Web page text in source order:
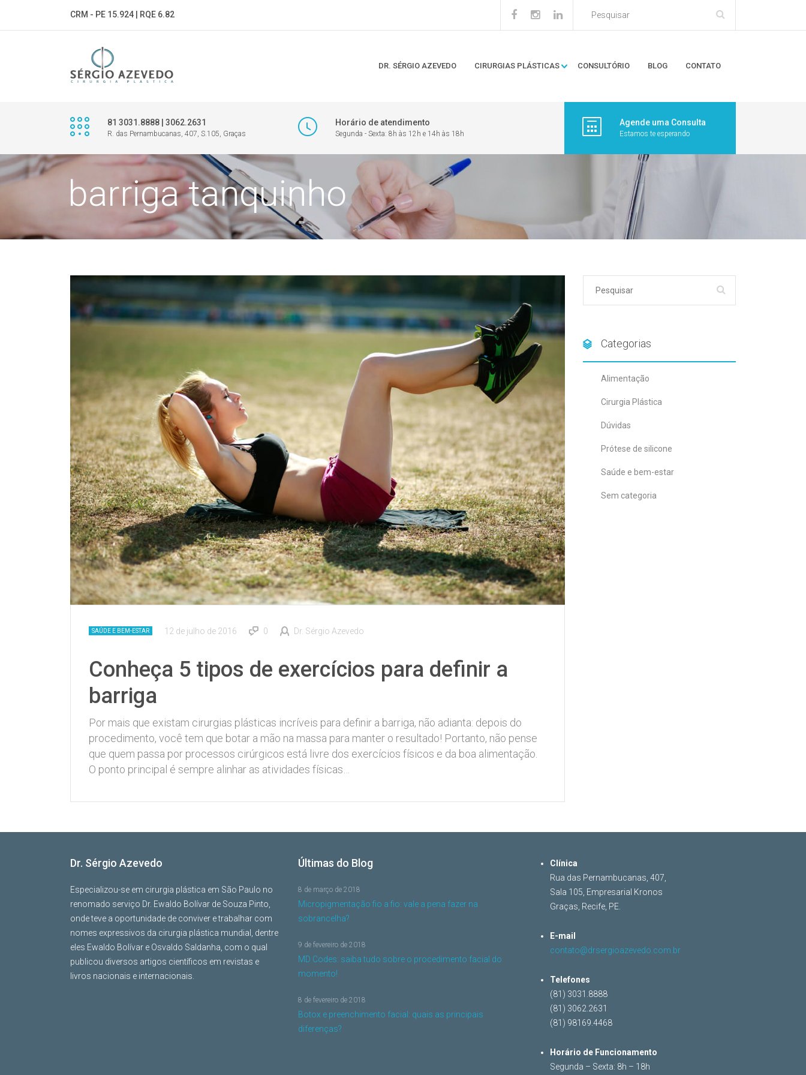
CRM - PE 15.924 | RQE 6.82
DR. SÉRGIO AZEVEDO CIRURGIAS PLÁSTICAS CONSULTÓRIO BLOG CONTATO
81 3031.8888 | 3062.2631
R. das Pernambucanas, 407, S.105, Graças
Horário de atendimento
Segunda - Sexta: 8h às 12h e 14h às 18h
Agende uma Consulta
Estamos te esperando
barriga tanquinho
SAÚDE E BEM-ESTAR 12 de julho de 2016 0 Dr. Sérgio Azevedo
Conheça 5 tipos de exercícios para definir a
barriga
Por mais que existam cirurgias plásticas incríveis para definir a barriga, não adianta: depois do
procedimento, você tem que botar a mão na massa para manter o resultado! Portanto, não pense
que quem passa por processos cirúrgicos está livre dos exercícios físicos e da boa alimentação.
O ponto principal é sempre alinhar as atividades físicas…
Categorias
Alimentação
Cirurgia Plástica
Dúvidas
Prótese de silicone
Saúde e bem-estar
Sem categoria
Dr. Sérgio Azevedo
Especializou-se em cirurgia plástica em São Paulo no
renomado serviço Dr. Ewaldo Bolívar de Souza Pinto,
onde teve a oportunidade de conviver e trabalhar com
nomes expressivos da cirurgia plástica mundial, dentre
eles Ewaldo Bolívar e Osvaldo Saldanha, com o qual
publicou diversos artigos científicos em revistas e
livros nacionais e internacionais.
Últimas do Blog
Micropigmentação fio a fio: vale a pena fazer na
sobrancelha?
8 de março de 2018
MD Codes: saiba tudo sobre o procedimento facial do
momento!
9 de fevereiro de 2018
Botox e preenchimento facial: quais as principais
diferenças?
8 de fevereiro de 2018
Clínica
Rua das Pernambucanas, 407,
Sala 105, Empresarial Kronos
Graças, Recife, PE.
E-mail
contato@drsergioazevedo.com.br
Telefones
(81) 3031.8888
(81) 3062.2631
(81) 98169.4468
Horário de Funcionamento
Segunda – Sexta: 8h – 18h